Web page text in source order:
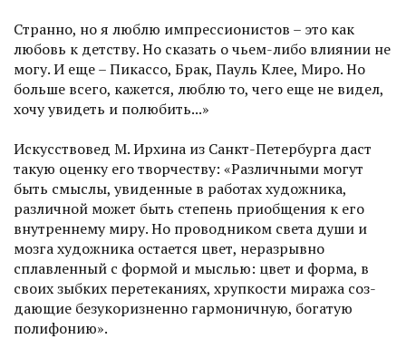
Странно, но я люблю импрессионистов – это как
любовь к детству. Но сказать о чьем-либо влиянии не
могу. И еще – Пикассо, Брак, Пауль Клее, Миро. Но
больше всего, кажется, люблю то, чего еще не видел,
хочу увидеть и полюбить...»
Искусствовед М. Ирхина из Санкт-Петербурга даст
такую оценку его творчеству: «Различными могут
быть смыслы, увиденные в работах художника,
различной может быть степень приобщения к его
внутреннему миру. Но проводником света души и
мозга художника остается цвет, неразрывно
сплавленный с формой и мыслью: цвет и форма, в
своих зыбких перетеканиях, хрупкости миража соз­
дающие безукоризненно гармоничную, богатую
полифонию».